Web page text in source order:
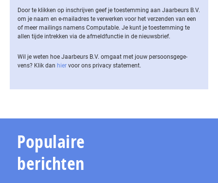
Door te klikken op inschrijven geef je toestemming aan Jaarbeurs B.V.
om je naam en e-mailadres te verwerken voor het verzenden van een
of meer mailings namens Computable. Je kunt je toestemming te
allen tijde intrekken via de af­meld­func­tie in de nieuwsbrief.
Wil je weten hoe Jaarbeurs B.V. omgaat met jouw per­soons­ge­ge­
vens? Klik dan hier voor ons privacy statement.
Populaire
berichten